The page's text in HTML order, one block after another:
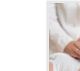
主婦碎碎念